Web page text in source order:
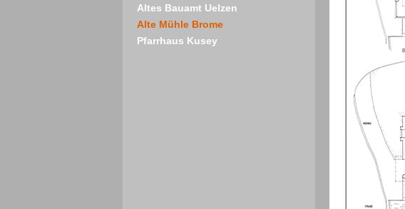
Altes Bauamt Uelzen
Alte Mühle Brome
Pfarrhaus Kusey